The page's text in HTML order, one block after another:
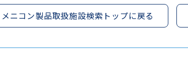
メニコン製品取扱施設検索トップに戻る